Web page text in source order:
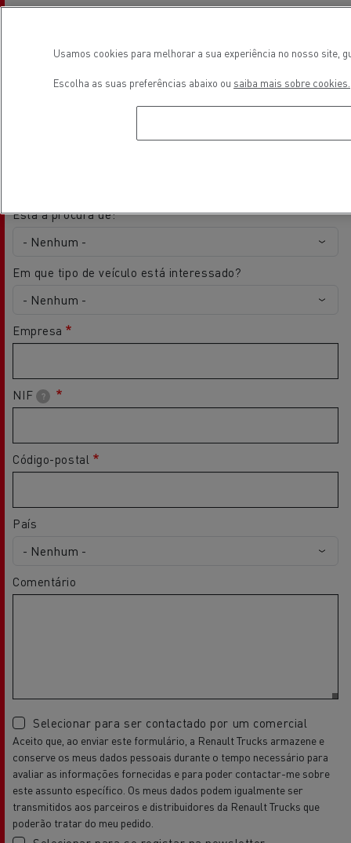
Está à procura de:
Em que tipo de veículo está interessado?
Empresa
NIF ?
Código-postal
País
Comentário
Selecionar para ser contactado por um comercial
Aceito que, ao enviar este formulário, a Renault Trucks armazene e
conserve os meus dados pessoais durante o tempo necessário para
avaliar as informações fornecidas e para poder contactar-me sobre
este assunto específico. Os meus dados podem igualmente ser
transmitidos aos parceiros e distribuidores da Renault Trucks que
poderão tratar do meu pedido.
Usamos cookies para melhorar a sua experiência no nosso site,
Escolha as suas preferências abaixo ou saiba mais sobre cookies.